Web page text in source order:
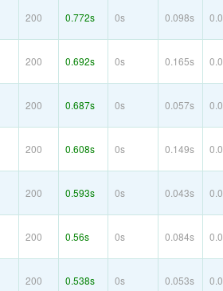
200 0.772s 0s 0.098s
200 0.692s 0s 0.165s
200 0.687s 0s 0.057s
200 0.608s 0s 0.149s
200 0.593s 0s 0.043s
200 0.56s 0s 0.084s
200 0.538s 0s 0.053s